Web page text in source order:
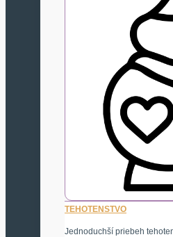
TEHOTENSTVO
Jednoduchší priebeh